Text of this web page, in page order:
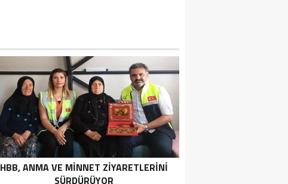
HBB, ANMA VE MİNNET ZİYARETLERİNİ
SÜRDÜRÜYOR